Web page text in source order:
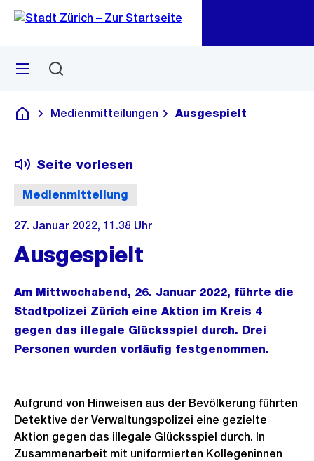
Navigation
Sprunglink
Menü
Deutsch
Medienmitteilungen Ausgespielt
Medienmitteilung
Seite vorlesen
27. Januar 2022, 11.38 Uhr
Ausgespielt
Am Mittwochabend, 26. Januar 2022, führte die
Stadtpolizei Zürich eine Aktion im Kreis 4
gegen das illegale Glücksspiel durch. Drei
Personen wurden vorläufig festgenommen.
Aufgrund von Hinweisen aus der Bevölkerung führten
Detektive der Verwaltungspolizei eine gezielte
Aktion gegen das illegale Glücksspiel durch. In
Zusammenarbeit mit uniformierten Kollegeninnen